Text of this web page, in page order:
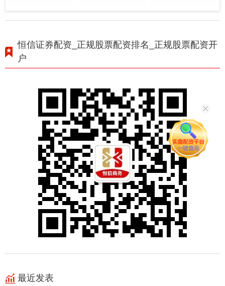
恒信证券配资_正规股票配资排名_正规股票配资开
户
最近发表